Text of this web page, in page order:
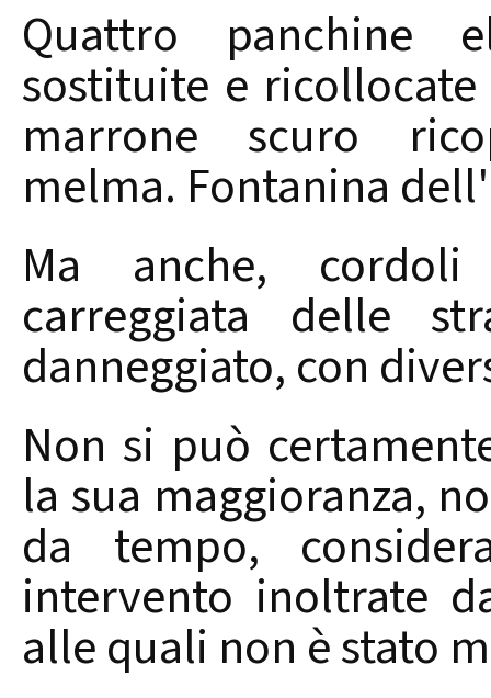
Quattro panchine
sostituite e
marrone scuro
melma. Fontanina
Ma anche,
carreggiata delle
danneggiato, con
Non si può
la sua maggioranza,
da tempo,
intervento inoltrate
alle quali non è stato